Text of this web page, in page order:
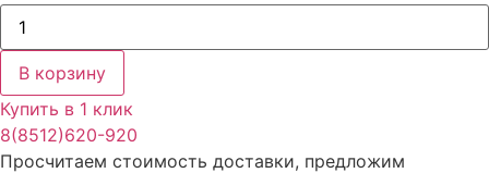
Количество
товара
Кирпич
солома
фактурный
бархат
лицевой
1,4НФ
В корзину
Купить в 1 клик
8(8512)620-920
Просчитаем стоимость доставки, предложим